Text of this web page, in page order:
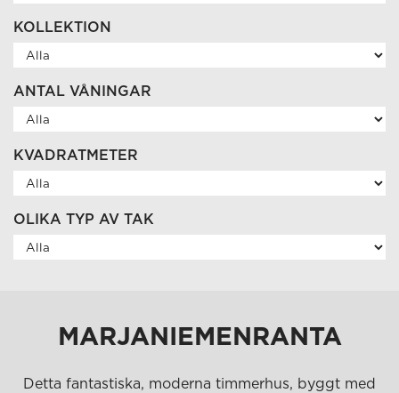
KOLLEKTION
ANTAL VÅNINGAR
KVADRATMETER
OLIKA TYP AV TAK
MARJANIEMENRANTA
Detta fantastiska, moderna timmerhus, byggt med